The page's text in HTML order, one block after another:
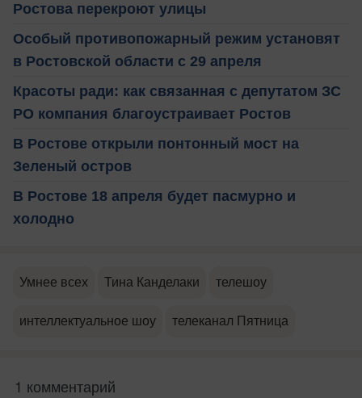
Ростова перекроют улицы
Особый противопожарный режим установят
в Ростовской области с 29 апреля
Красоты ради: как связанная с депутатом ЗС
РО компания благоустраивает Ростов
В Ростове открыли понтонный мост на
Зеленый остров
В Ростове 18 апреля будет пасмурно и
холодно
Умнее всех Тина Канделаки телешоу
интеллектуальное шоу телеканал Пятница
1 комментарий